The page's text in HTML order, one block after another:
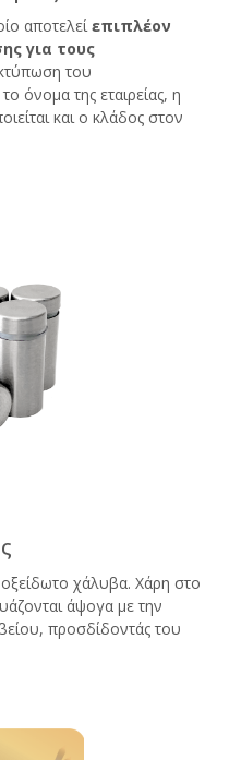
αποτελεί επιπλέον
για τους
του
όνομα της εταιρείας, η
και ο κλάδος στον
χάλυβα. Χάρη στο
άψογα με την
προσδίδοντάς του